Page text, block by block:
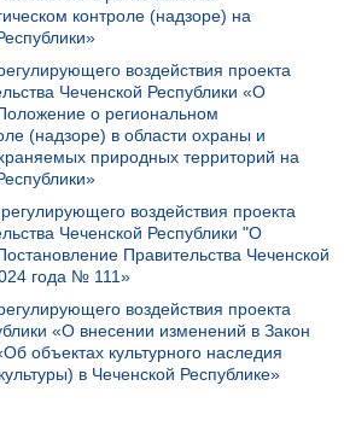
контроле (надзоре) на
воздействия проекта
Чеченской Республики «О
о региональном
(надзоре) в области охраны и
природных территорий на
воздействия проекта
Чеченской Республики "О
Правительства Чеченской
года № 111»
воздействия проекта
«О внесении изменений в Закон
объектах культурного наследия
в Чеченской Республике»